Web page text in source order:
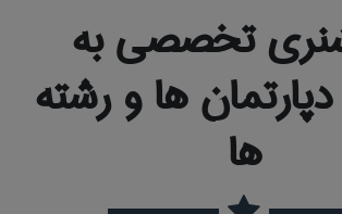
تخصصی به
ها و رشته
ها